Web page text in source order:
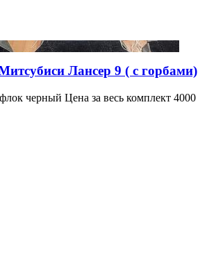
Лансер 9 ( с горбами)
черный Цена за весь комплект 4000